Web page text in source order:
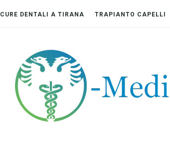
CURE DENTALI A TIRANA TRAPIANTO CAPELLI